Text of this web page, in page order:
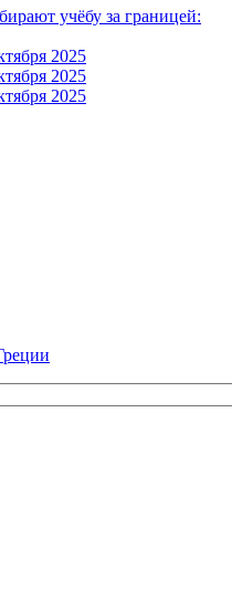
учёбу за границей:
2025
2025
2025